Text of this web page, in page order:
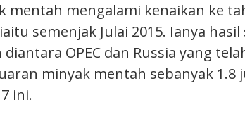
mentah mengalami kenaikan ke
semenjak Julai 2015. Ianya hasil
OPEC dan Russia yang
minyak mentah sebanyak 1.8
ini.